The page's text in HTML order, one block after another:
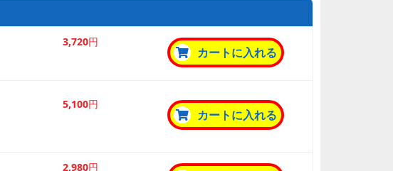
3,720円
カートに入れる
5,100円
カートに入れる
2,980円